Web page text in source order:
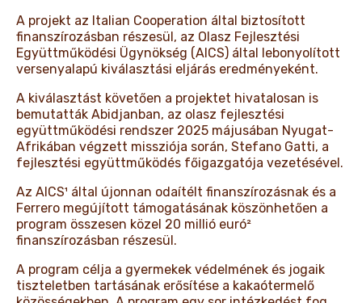
A projekt az Italian Cooperation által biztosított
finanszírozásban részesül, az Olasz Fejlesztési
Együttműködési Ügynökség (AICS) által lebonyolított
versenyalapú kiválasztási eljárás eredményeként.
A kiválasztást követően a projektet hivatalosan is
bemutatták Abidjanban, az olasz fejlesztési
együttműködési rendszer 2025 májusában Nyugat-
Afrikában végzett missziója során, Stefano Gatti, a
fejlesztési együttműködés főigazgatója vezetésével.
Az AICS¹ által újonnan odaítélt finanszírozásnak és a
Ferrero megújított támogatásának köszönhetően a
program összesen közel 20 millió euró²
finanszírozásban részesül.
A program célja a gyermekek védelmének és jogaik
tiszteletben tartásának erősítése a kakaótermelő